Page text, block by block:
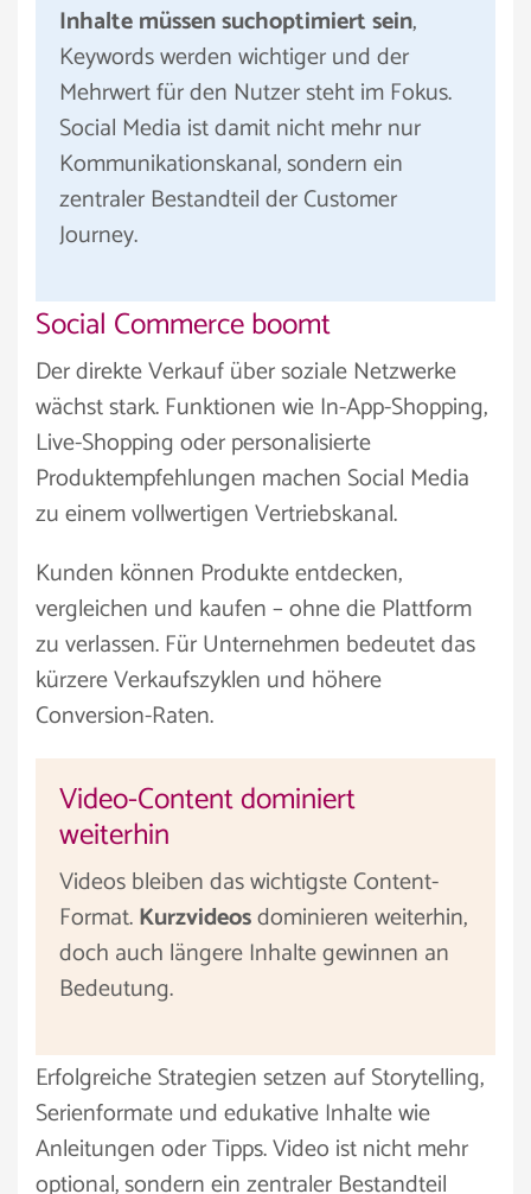
Inhalte müssen suchoptimiert sein,
Keywords werden wichtiger und der
Mehrwert für den Nutzer steht im Fokus.
Social Media ist damit nicht mehr nur
Kommunikationskanal, sondern ein
zentraler Bestandteil der Customer
Journey.
Social Commerce boomt
Der direkte Verkauf über soziale Netzwerke
wächst stark. Funktionen wie In-App-Shopping,
Live-Shopping oder personalisierte
Produktempfehlungen machen Social Media
zu einem vollwertigen Vertriebskanal.
Kunden können Produkte entdecken,
vergleichen und kaufen – ohne die Plattform
zu verlassen. Für Unternehmen bedeutet das
kürzere Verkaufszyklen und höhere
Conversion-Raten.
Video-Content dominiert
weiterhin
Videos bleiben das wichtigste Content-
Format.Kurzvideosdominieren weiterhin,
doch auch längere Inhalte gewinnen an
Bedeutung.
Erfolgreiche Strategien setzen auf Storytelling,
Serienformate und edukative Inhalte wie
Anleitungen oder Tipps. Video ist nicht mehr
optional, sondern ein zentraler Bestandteil